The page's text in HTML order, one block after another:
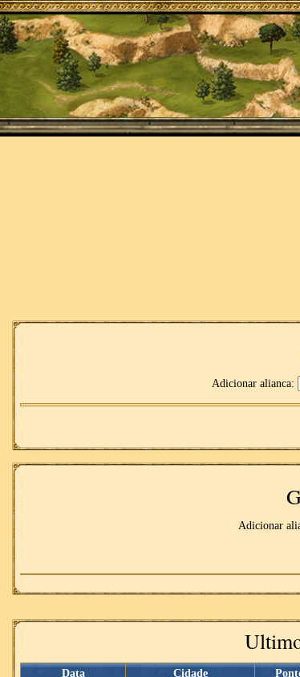
Adicionar alianca:
Adicionar
Data Cidade